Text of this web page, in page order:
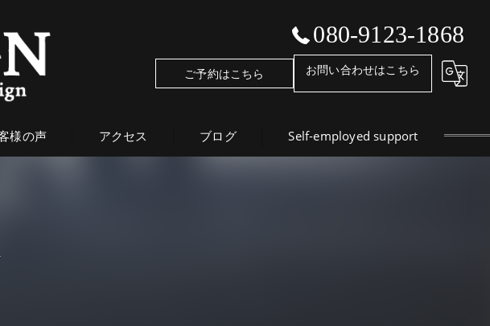
080-9123-1868
ご予約はこちら お問い合わせはこちら
様の声 アクセス ブログ Self-employed support